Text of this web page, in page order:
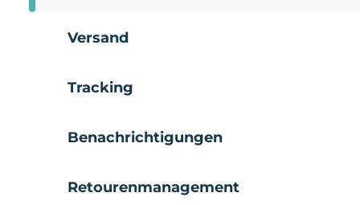
Versand
Tracking
Benachrichtigungen
Retourenmanagement